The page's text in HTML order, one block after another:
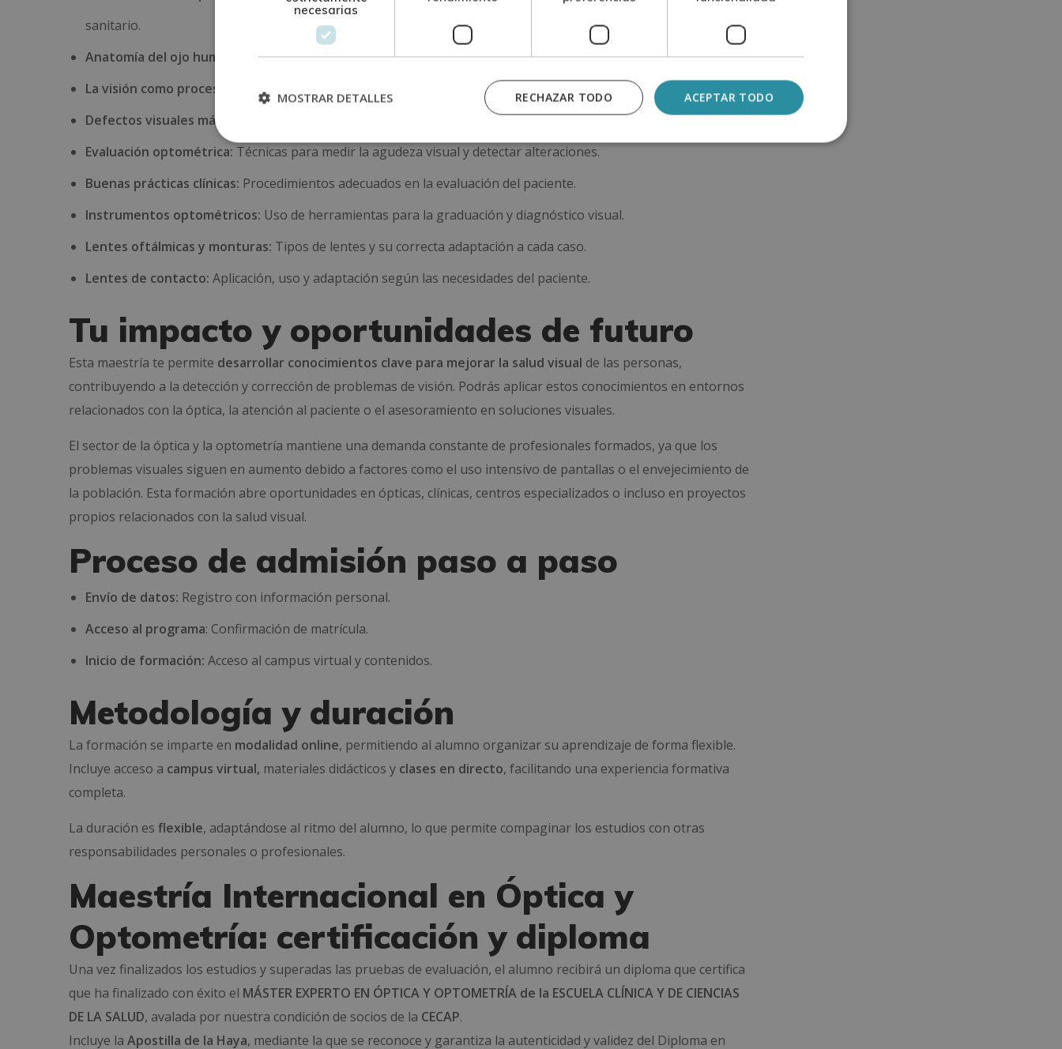
sanitario.
Anatomía del ojo humano:
Estudio de las estructuras oculares y su funcionamiento en el proceso visual.
La visión como proceso:
Comprensión de cómo el cerebro interpreta los estímulos visuales.
Defectos visuales más comunes:
Análisis de patologías como miopía, hipermetropía o astigmatismo.
Evaluación optométrica: Técnicas para medir la agudeza visual y detectar alteraciones.
Buenas prácticas clínicas: Procedimientos adecuados en la evaluación del paciente.
Instrumentos optométricos: Uso de herramientas para la graduación y diagnóstico visual.
Lentes oftálmicas y monturas: Tipos de lentes y su correcta adaptación a cada caso.
Lentes de contacto: Aplicación, uso y adaptación según las necesidades del paciente.
Tu impacto y oportunidades de futuro
Esta maestría te permite desarrollar conocimientos clave para mejorar la salud visual de las personas,
contribuyendo a la detección y corrección de problemas de visión. Podrás aplicar estos conocimientos en entornos
relacionados con la óptica, la atención al paciente o el asesoramiento en soluciones visuales.
El sector de la óptica y la optometría mantiene una demanda constante de profesionales formados, ya que los
problemas visuales siguen en aumento debido a factores como el uso intensivo de pantallas o el envejecimiento de
la población. Esta formación abre oportunidades en ópticas, clínicas, centros especializados o incluso en proyectos
propios relacionados con la salud visual.
Proceso de admisión paso a paso
Envío de datos: Registro con información personal.
Acceso al programa: Confirmación de matrícula.
Inicio de formación: Acceso al campus virtual y contenidos.
Metodología y duración
La formación se imparte en modalidad online, permitiendo al alumno organizar su aprendizaje de forma flexible.
Incluye acceso a campus virtual, materiales didácticos y clases en directo, facilitando una experiencia formativa
completa.
La duración es flexible, adaptándose al ritmo del alumno, lo que permite compaginar los estudios con otras
responsabilidades personales o profesionales.
Maestría Internacional en Óptica y
Optometría: certificación y diploma
Una vez finalizados los estudios y superadas las pruebas de evaluación, el alumno recibirá un diploma que certifica
que ha finalizado con éxito el MÁSTER EXPERTO EN ÓPTICA Y OPTOMETRÍA de la ESCUELA CLÍNICA Y DE CIENCIAS
DE LA SALUD, avalada por nuestra condición de socios de la CECAP.
Incluye la Apostilla de la Haya, mediante la que se reconoce y garantiza la autenticidad y validez del Diploma en
necesarias
ACEPTAR TODO
RECHAZAR TODO
MOSTRAR DETALLES